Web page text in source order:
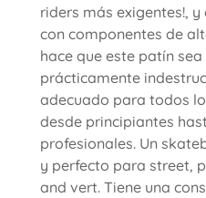
riders más exigentes!,
con componentes de
hace que este patín sea
prácticamente
adecuado para todos
desde principiantes
profesionales. Un
y perfecto para street,
and vert. Tiene una